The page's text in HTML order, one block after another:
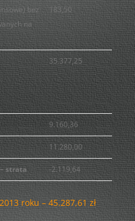
bez
na
183,50
35.377,25
9.160,36
11.280,00
strata -2.119,64
roku – 45.287,61 zł